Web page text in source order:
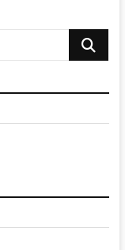
Buscar